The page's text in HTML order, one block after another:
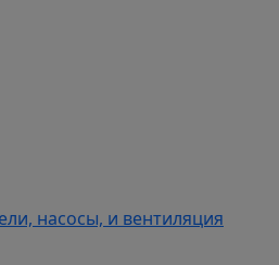
насосы, и вентиляция